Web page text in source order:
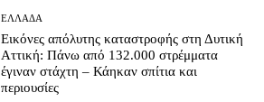
ΕΛΛΆΔΑ
Εικόνες απόλυτης καταστροφής στη Δυτική
Αττική: Πάνω από 132.000 στρέμματα
έγιναν στάχτη – Κάηκαν σπίτια και
περιουσίες